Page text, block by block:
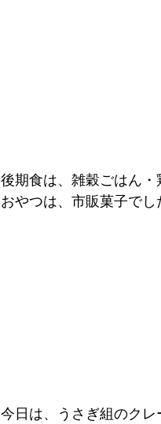
後期食は、雑穀ごはん
おやつは、市販菓子で
今日は、うさぎ組のク